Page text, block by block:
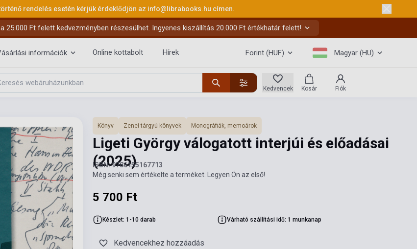
rendelés esetén kérjük érdeklődjön az info@librabooks.hu címen.
25.000 Ft felett kedvezményben részesülhet. Ingyenes kiszállítás 20.000 Ft értékhatár felett!
információk Online kottabolt Hírek Forint (HUF) Magyar (HU)
Kedvencek Kosár Fiók
Könyv Zenei tárgyú könyvek Monográfiák, memoárok
Ligeti György válogatott interjúi és előadásai
(2025)
ISBN: 9786155167713
Még senki sem értékelte a terméket. Legyen Ön az első!
5 700 Ft
Készlet: 1-10 darab Várható szállítási idő: 1 munkanap
Kedvencekhez hozzáadás